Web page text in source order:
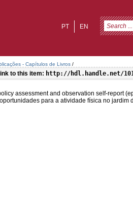
EN
PT
- Capítulos de Livros /
to this item: http://hdl.handle.net/
assessment and observation self-report
para a atividade física no jardim